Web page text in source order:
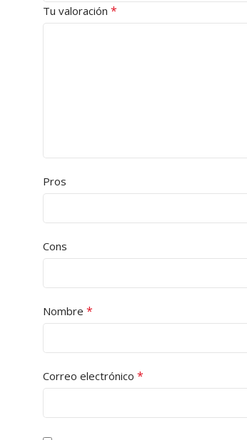
Tu valoración *
Pros
Cons
Nombre *
Correo electrónico *